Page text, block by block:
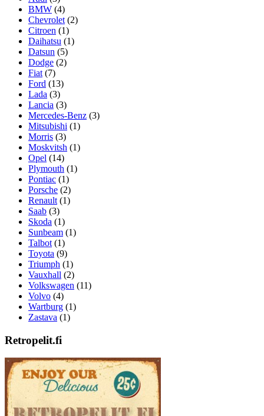
BMW (4)
Chevrolet (2)
Citroen (1)
Daihatsu (1)
Datsun (5)
Dodge (2)
Fiat (7)
Ford (13)
Lada (3)
Lancia (3)
Mercedes-Benz (3)
Mitsubishi (1)
Morris (3)
Moskvitsh (1)
Opel (14)
Plymouth (1)
Pontiac (1)
Porsche (2)
Renault (1)
Saab (3)
Skoda (1)
Sunbeam (1)
Talbot (1)
Toyota (9)
Triumph (1)
Vauxhall (2)
Volkswagen (11)
Volvo (4)
Wartburg (1)
Zastava (1)
Retropelit.fi